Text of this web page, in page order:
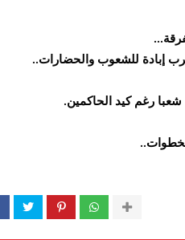
...
إبادة للشعوب والحضارات..
رغم كيد الحاكمين.
..